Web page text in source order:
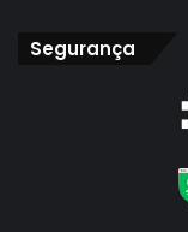
Segurança